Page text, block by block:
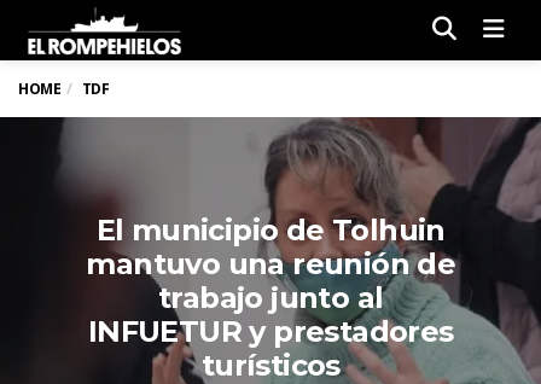
HOME TDF
El municipio de Tolhuin
mantuvo una reunión de
trabajo junto al
INFUETUR y prestadores
turísticos